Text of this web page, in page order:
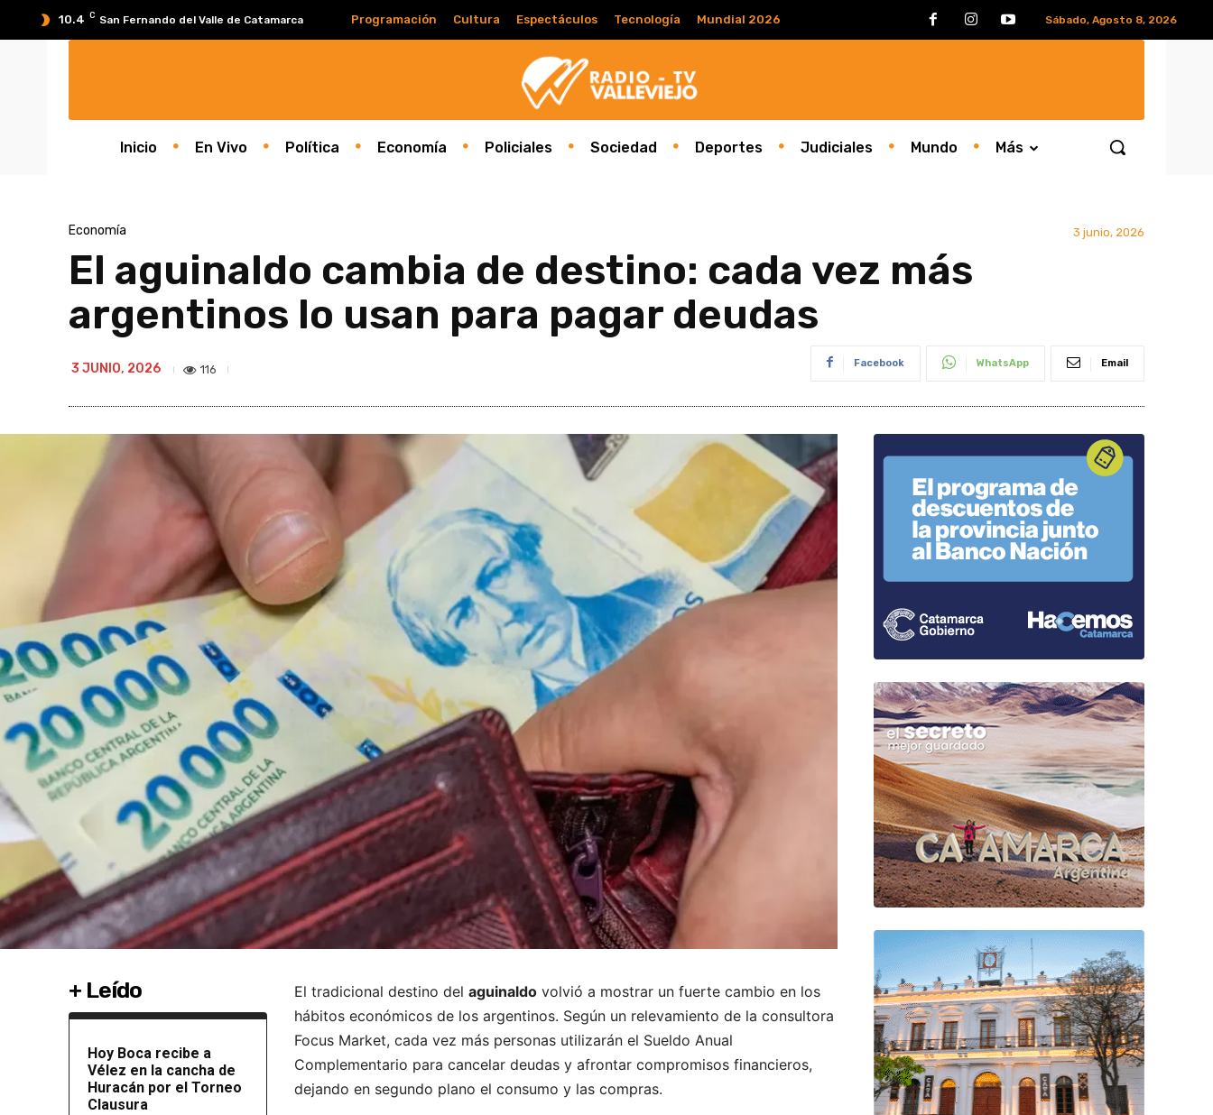
Sábado, Agosto 8, 2026
10.4 C San Fernando del Valle de Catamarca Programación Cultura Espectáculos Tecnología Mundial 2026
Inicio En Vivo Política Economía Policiales Sociedad Deportes Judiciales Mundo Más
Economía 3 junio, 2026
El aguinaldo cambia de destino: cada vez más
argentinos lo usan para pagar deudas
3 JUNIO, 2026 116 Facebook WhatsApp Email
+ Leído
Hoy Boca recibe a
Vélez en la cancha de
Huracán por el Torneo
Clausura
El tradicional destino del aguinaldo volvió a mostrar un fuerte cambio en los
hábitos económicos de los argentinos. Según un relevamiento de la consultora
Focus Market, cada vez más personas utilizarán el Sueldo Anual
Complementario para cancelar deudas y afrontar compromisos financieros,
dejando en segundo plano el consumo y las compras.